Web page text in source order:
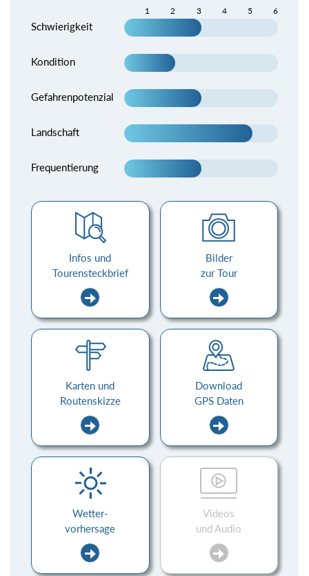
1 2 3 4 5 6
Schwierigkeit
Kondition
Gefahrenpotenzial
Landschaft
Frequentierung
Infos und
Tourensteckbrief
Bilder
zur Tour
Karten und
Routenskizze
Download
GPS Daten
Wetter-
vorhersage
Videos
und Audio